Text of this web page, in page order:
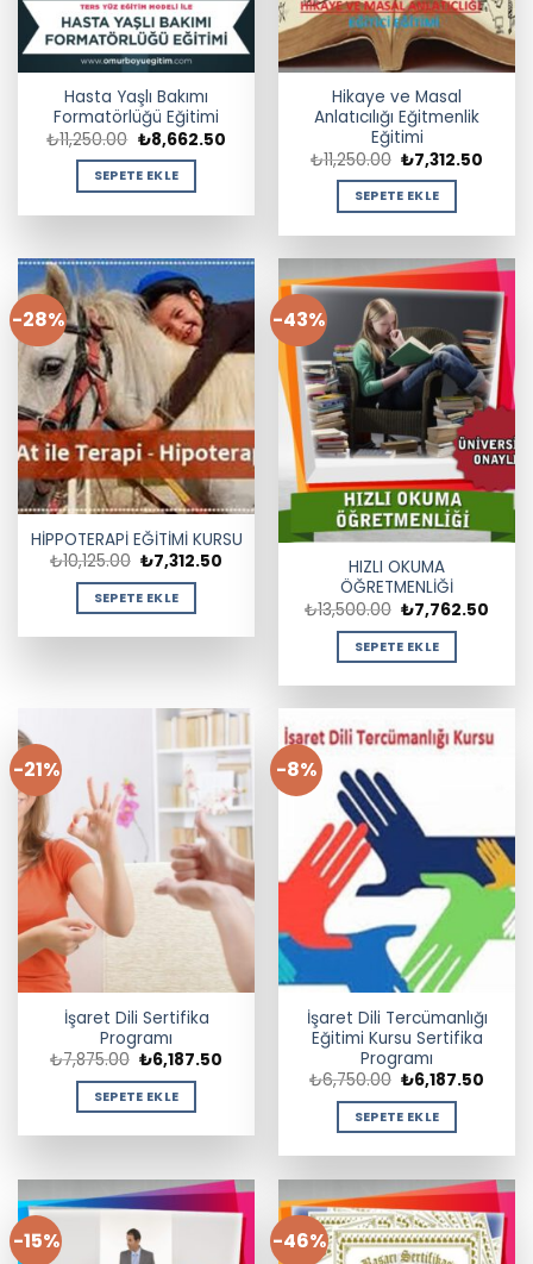
Hasta Yaşlı Bakımı
Formatörlüğü Eğitimi
₺11,250.00 Orijinal
fiyat:
₺11,250.00.
₺8,662.50Şu
SEPETE EKLE
Hikaye ve Masal
Anlatıcılığı Eğitmenlik
Eğitimi
₺11,250.00 Orijinal
fiyat:
₺11,250.00.
₺7,312.50
SEPETE EKLE
-28%
HİPPOTERAPİ EĞİTİMİ KURSU
₺10,125.00 Orijinal
fiyat:
₺10,125.00.
₺7,312.50
SEPETE EKLE
-43%
HIZLI OKUMA
ÖĞRETMENLİĞİ
₺13,500.00 Orijinal
fiyat:
₺13,500.00.
₺7,762.50
SEPETE EKLE
-21%
İşaret Dili Sertifika
Programı
₺7,875.00 Orijinal
fiyat:
₺7,875.00.
₺6,187.50
SEPETE EKLE
-8%
İşaret Dili Tercümanlığı
Eğitimi Kursu Sertifika
Programı
₺6,750.00 Orijinal
fiyat:
₺6,750.00.
₺6,187.50
SEPETE EKLE
-15% -46%